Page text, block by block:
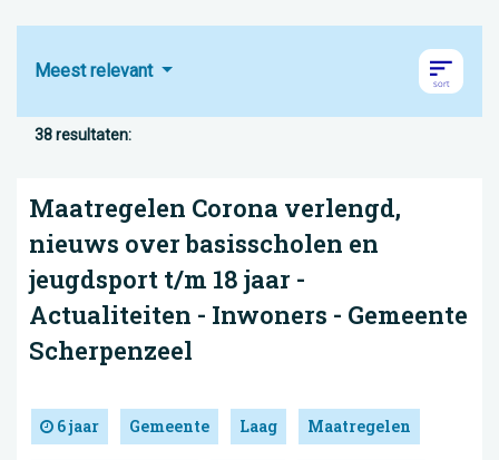
Meest relevant
38 resultaten:
Maatregelen Corona verlengd,
nieuws over basisscholen en
jeugdsport t/m 18 jaar -
Actualiteiten - Inwoners - Gemeente
Scherpenzeel
6 jaar Gemeente Laag Maatregelen